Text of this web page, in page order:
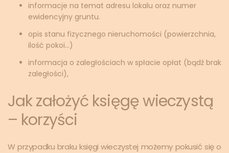
informacje na temat adresu lokalu oraz numer
ewidencyjny gruntu.
opis stanu fizycznego nieruchomości (powierzchnia,
ilość pokoi…)
informacja o zaległościach w spłacie opłat (bądź brak
zaległości),
Jak założyć księgę wieczystą
– korzyści
W przypadku braku księgi wieczystej możemy pokusić się o